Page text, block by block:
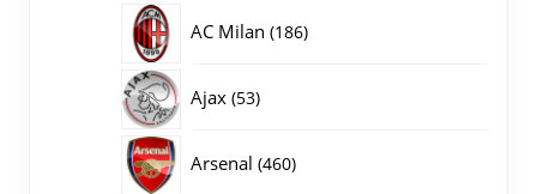
AC Milan 186186
Ajax 5353
Arsenal 460460